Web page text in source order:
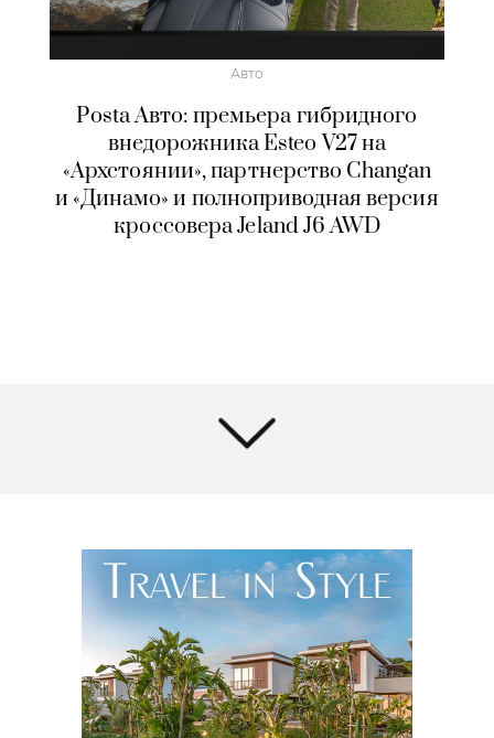
Авто
Posta Авто: премьера гибридного
внедорожника Esteo V27 на
«Архстоянии», партнерство Changan
и «Динамо» и полноприводная версия
кроссовера Jeland J6 AWD